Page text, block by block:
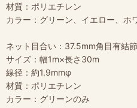
材質：ポリエチレン
カラー：グリーン、イエロー、ホ
ネット目合い：37.5mm角目有結
サイズ：幅1m×長さ30m
線径：約1.9mmφ
材質：ポリエチレン
カラー：グリーンのみ